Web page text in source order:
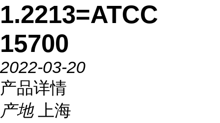
1.2213=ATCC
15700
2022-03-20
产品详情
产地
上海